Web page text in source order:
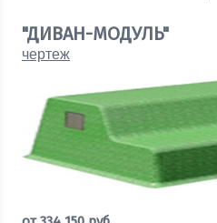
"ДИВАН-МОДУЛЬ"
чертеж